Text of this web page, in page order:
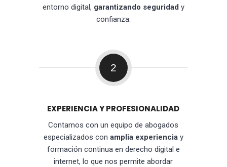
entorno digital, garantizando seguridad y
confianza.
2
EXPERIENCIA Y PROFESIONALIDAD
Contamos con un equipo de abogados
especializados con amplia experienciay
formación continua en derecho digital e
internet, lo que nos permite abordar